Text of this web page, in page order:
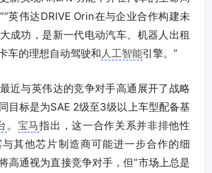
英伟达DRIVE Orin在与企业合作构建未
成功，是新一代电动汽车、机器人出租
车的理想自动驾驶和 人工智能引擎。”
最近与英伟达的竞争对手高通展开了战略
目标是为SAE 2级至3级以上车型配备基
。 宝马指出，这一合作关系并非排他性
其他芯片制造商可能进一步合作的细
高通视为直接竞争对手，但“市场上总是